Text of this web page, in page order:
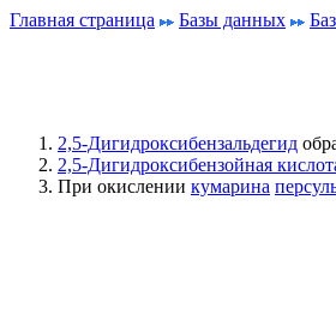
Главная страница Базы данных
2,5-Дигидроксибензальдегид
2,5-Дигидроксибензойная
При окислении кумарина